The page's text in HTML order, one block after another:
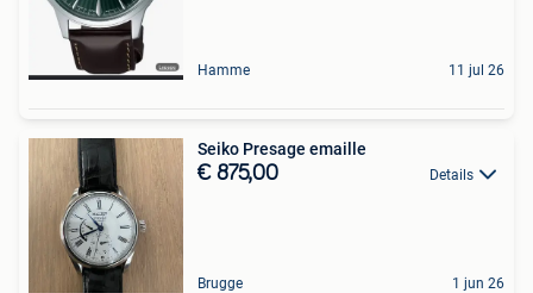
Hamme 11 jul 26
Seiko Presage emaille
€ 875,00 Details
Brugge 1 jun 26